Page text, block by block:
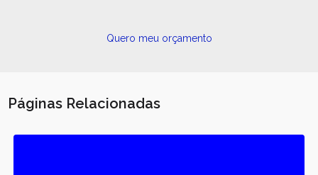
Quero meu orçamento
Páginas Relacionadas